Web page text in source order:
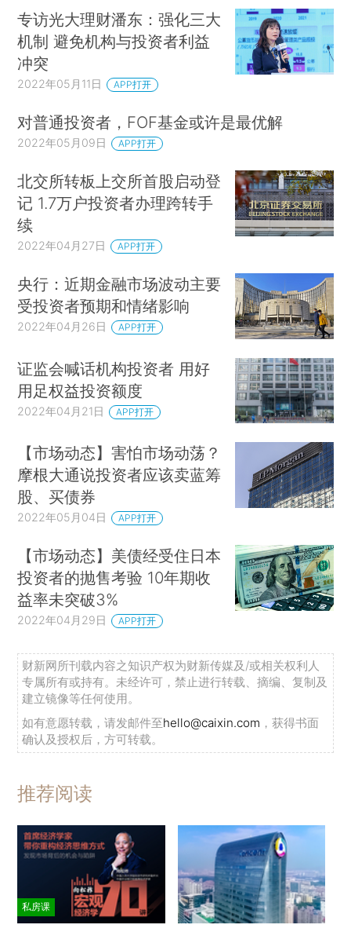
专访光大理财潘东：强化三大
机制 避免机构与投资者利益
冲突
2022年05月11日 APP打开
对普通投资者，FOF基金或许是最优解
2022年05月09日 APP打开
北交所转板上交所首股启动登
记 1.7万户投资者办理跨转手
续
2022年04月27日 APP打开
央行：近期金融市场波动主要
受投资者预期和情绪影响
2022年04月26日 APP打开
证监会喊话机构投资者 用好
用足权益投资额度
2022年04月21日 APP打开
【市场动态】害怕市场动荡？
摩根大通说投资者应该卖蓝筹
股、买债券
2022年05月04日 APP打开
【市场动态】美债经受住日本
投资者的抛售考验 10年期收
益率未突破3%
2022年04月29日 APP打开
财新网所刊载内容之知识产权为财新传媒及/或相关权利人
专属所有或持有。未经许可，禁止进行转载、摘编、复制及
建立镜像等任何使用。
如有意愿转载，请发邮件至hello@caixin.com ，获得书面
确认及授权后，方可转载。
推荐阅读
私房课